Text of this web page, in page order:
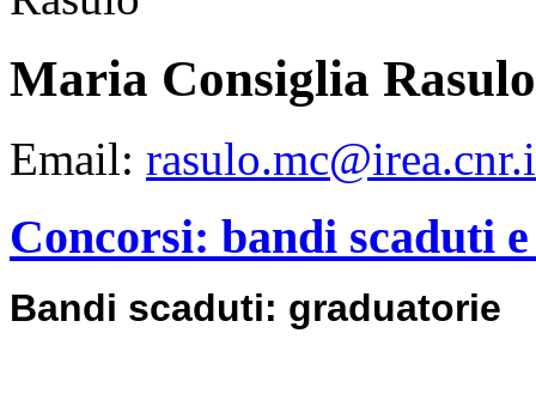
Maria Consiglia Rasulo
Email:
Concorsi: bandi scaduti
Bandi scaduti: graduatorie